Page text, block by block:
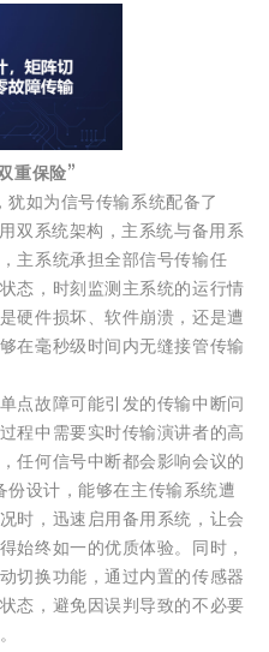
重保险”
如为信号传输系统配备了
双系统架构，主系统与备用系
主系统承担全部信号传输任
态，时刻监测主系统的运行情
硬件损坏、软件崩溃，还是遭
在毫秒级时间内无缝接管传输
点故障可能引发的传输中断问
程中需要实时传输演讲者的高
任何信号中断都会影响会议的
设计，能够在主传输系统遭
时，迅速启用备用系统，让会
始终如一的优质体验。同时，
切换功能，通过内置的传感器
态，避免因误判导致的不必要